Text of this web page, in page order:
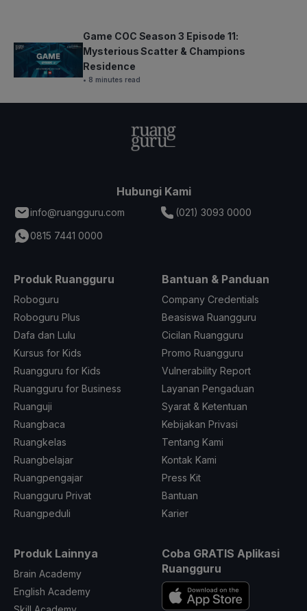
Game COC Season 3 Episode 11:
Mysterious Scatter & Champions
Residence
• 8 minutes read
Hubungi Kami
info@ruangguru.com
(021) 3093 0000
0815 7441 0000
Produk Ruangguru
Roboguru
Roboguru Plus
Dafa dan Lulu
Kursus for Kids
Ruangguru for Kids
Ruangguru for Business
Ruanguji
Ruangbaca
Ruangkelas
Ruangbelajar
Ruangpengajar
Ruangguru Privat
Ruangpeduli
Bantuan & Panduan
Company Credentials
Beasiswa Ruangguru
Cicilan Ruangguru
Promo Ruangguru
Vulnerability Report
Layanan Pengaduan
Syarat & Ketentuan
Kebijakan Privasi
Tentang Kami
Kontak Kami
Press Kit
Bantuan
Karier
Produk Lainnya
Brain Academy
English Academy
Coba GRATIS Aplikasi
Ruangguru